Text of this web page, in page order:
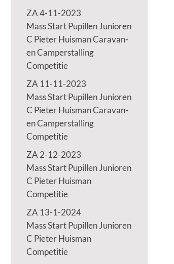
ZA 4-11-2023
Mass Start Pupillen Junioren
C Pieter Huisman Caravan-
en Camperstalling
Competitie
ZA 11-11-2023
Mass Start Pupillen Junioren
C Pieter Huisman Caravan-
en Camperstalling
Competitie
ZA 2-12-2023
Mass Start Pupillen Junioren
C Pieter Huisman
Competitie
ZA 13-1-2024
Mass Start Pupillen Junioren
C Pieter Huisman
Competitie